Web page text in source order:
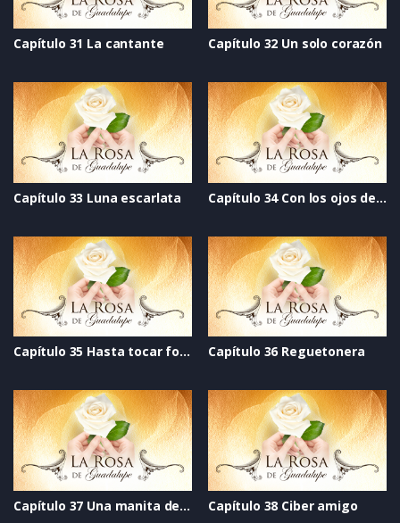
Capítulo 31 La cantante Capítulo 32 Un solo corazón
Capítulo 33 Luna escarlata Capítulo 34 Con los ojos del alma
Capítulo 35 Hasta tocar fondo Capítulo 36 Reguetonera
Capítulo 37 Una manita de gato Capítulo 38 Ciber amigo